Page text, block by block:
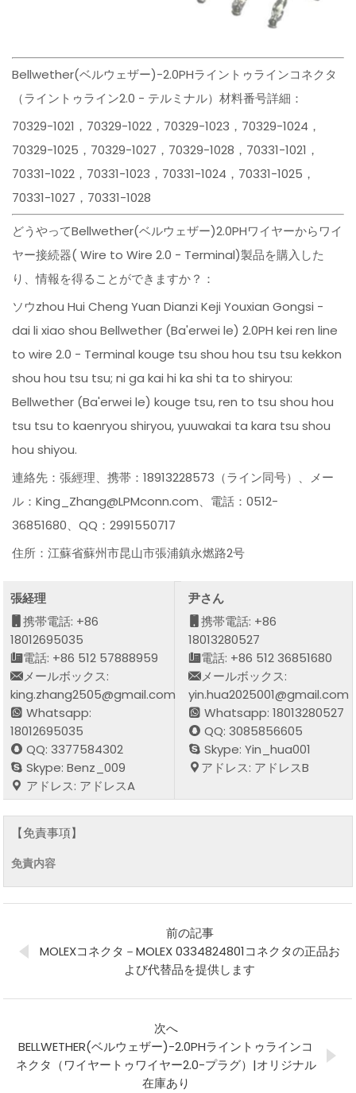
Bellwether(ベルウェザー)-2.0PHライントゥラインコネクタ
（ライントゥライン2.0 - テルミナル）材料番号詳細：
70329-1021，70329-1022，70329-1023，70329-1024，
70329-1025，70329-1027，70329-1028，70331-1021，
70331-1022，70331-1023，70331-1024，70331-1025，
70331-1027，70331-1028
どうやってBellwether(ベルウェザー)2.0PHワイヤーからワイ
ヤー接続器( Wire to Wire 2.0 - Terminal)製品を購入した
り、情報を得ることができますか？：
ソウzhou Hui Cheng Yuan Dianzi Keji Youxian Gongsi -
dai li xiao shou Bellwether (Ba'erwei le) 2.0PH kei ren line
to wire 2.0 - Terminal kouge tsu shou hou tsu tsu kekkon
shou hou tsu tsu; ni ga kai hi ka shi ta to shiryou:
Bellwether (Ba'erwei le) kouge tsu, ren to tsu shou hou
tsu tsu to kaenryou shiryou, yuuwakai ta kara tsu shou
hou shiyou.
連絡先：張經理、携帯：18913228573（ライン同号）、メー
ル：King_Zhang@LPMconn.com、電話：0512-
36851680、QQ：2991550717
住所：江蘇省蘇州市昆山市張浦鎮永燃路2号
張経理
携帯電話: +86
18012695035
電話: +86 512 57888959
メールボックス:
king.zhang2505@gmail.com
Whatsapp:
18012695035
QQ: 3377584302
Skype: Benz_009
アドレス: アドレスA
尹さん
携帯電話: +86
18013280527
電話: +86 512 36851680
メールボックス:
yin.hua2025001@gmail.com
Whatsapp: 18013280527
QQ: 3085856605
Skype: Yin_hua001
アドレス: アドレスB
【免責事項】
免責内容
前の記事
MOLEXコネクタ－MOLEX 0334824801コネクタの正品お
よび代替品を提供します
次へ
BELLWETHER(ベルウェザー)-2.0PHライントゥラインコ
ネクタ（ワイヤートゥワイヤー2.0-プラグ）|オリジナル
在庫あり